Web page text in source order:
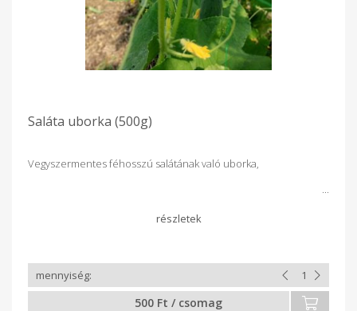
Saláta uborka (500g)
Vegyszermentes féhosszú salátának való uborka,
500 Ft / csomag